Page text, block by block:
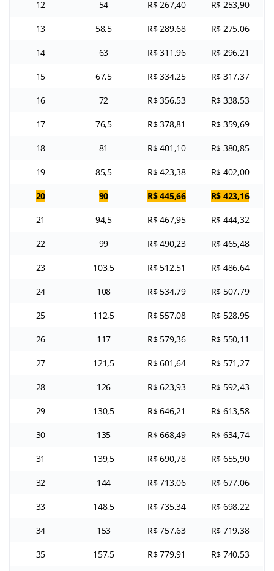
12 54 R$ 267,40 R$ 253,90
13 58,5 R$ 289,68 R$ 275,06
14 63 R$ 311,96 R$ 296,21
15 67,5 R$ 334,25 R$ 317,37
16 72 R$ 356,53 R$ 338,53
17 76,5 R$ 378,81 R$ 359,69
18 81 R$ 401,10 R$ 380,85
19 85,5 R$ 423,38 R$ 402,00
20 90 R$ 445,66 R$ 423,16
21 94,5 R$ 467,95 R$ 444,32
22 99 R$ 490,23 R$ 465,48
23 103,5 R$ 512,51 R$ 486,64
24 108 R$ 534,79 R$ 507,79
25 112,5 R$ 557,08 R$ 528,95
26 117 R$ 579,36 R$ 550,11
27 121,5 R$ 601,64 R$ 571,27
28 126 R$ 623,93 R$ 592,43
29 130,5 R$ 646,21 R$ 613,58
30 135 R$ 668,49 R$ 634,74
31 139,5 R$ 690,78 R$ 655,90
32 144 R$ 713,06 R$ 677,06
33 148,5 R$ 735,34 R$ 698,22
34 153 R$ 757,63 R$ 719,38
35 157,5 R$ 779,91 R$ 740,53